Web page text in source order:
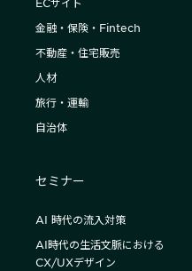
ECサイト
金融・保険・Fintech
不動産・住宅販売
人材
旅行・運輸
自治体
セミナー
AI 時代の流入対策
AI時代の生活文脈における
CX/UXデザイン